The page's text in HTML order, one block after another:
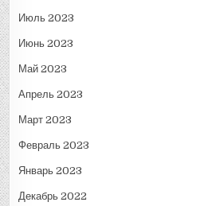
Июль 2023
Июнь 2023
Май 2023
Апрель 2023
Март 2023
Февраль 2023
Январь 2023
Декабрь 2022